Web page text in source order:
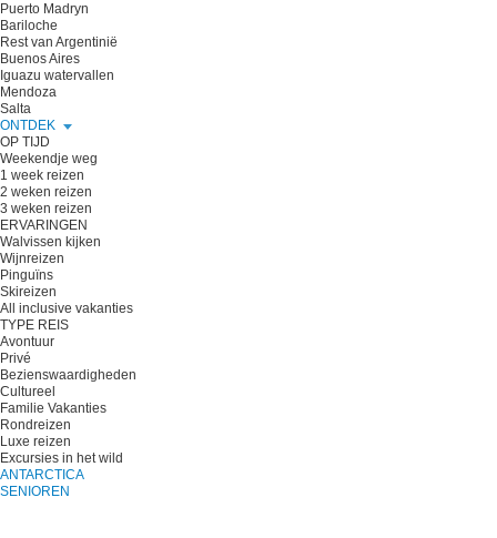
Puerto Madryn
Bariloche
Rest van Argentinië
Buenos Aires
Iguazu watervallen
Mendoza
Salta
ONTDEK
OP TIJD
Weekendje weg
1 week reizen
2 weken reizen
3 weken reizen
ERVARINGEN
Walvissen kijken
Wijnreizen
Pinguïns
Skireizen
All inclusive vakanties
TYPE REIS
Avontuur
Privé
Bezienswaardigheden
Cultureel
Familie Vakanties
Rondreizen
Luxe reizen
Excursies in het wild
ANTARCTICA
SENIOREN